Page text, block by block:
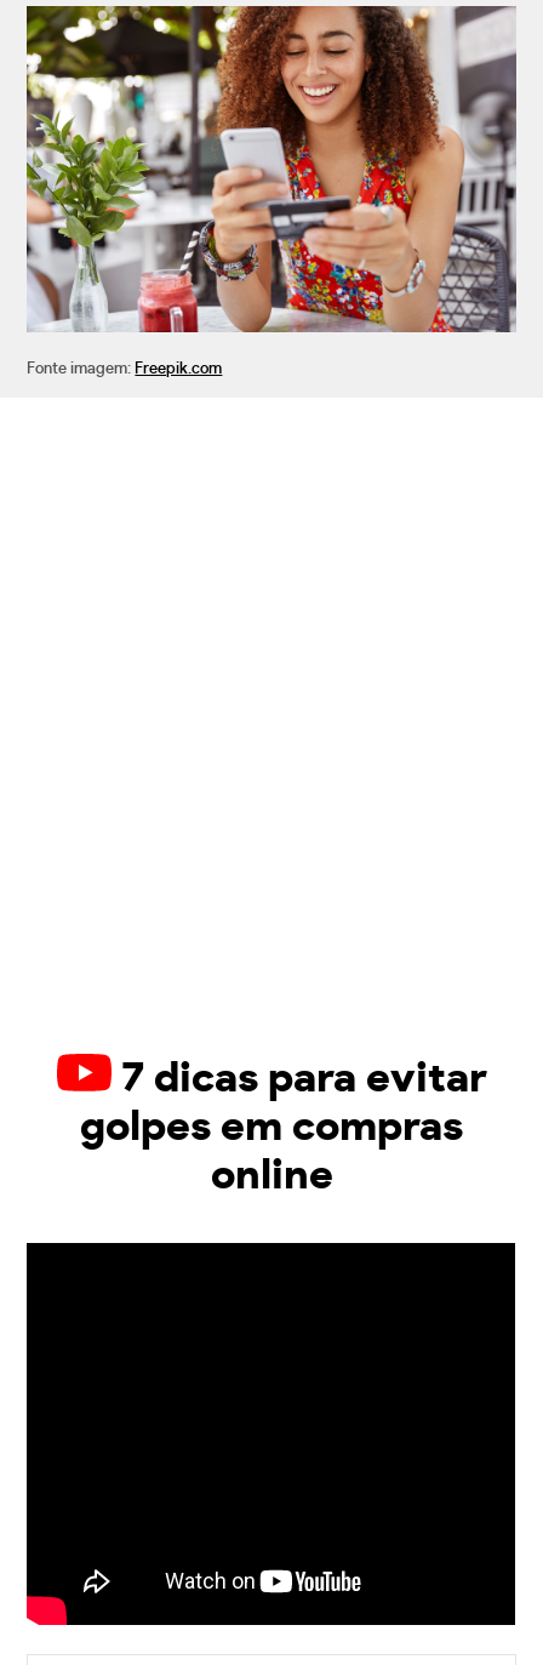
Fonte imagem: Freepik.com
7 dicas para evitar
golpes em compras
online